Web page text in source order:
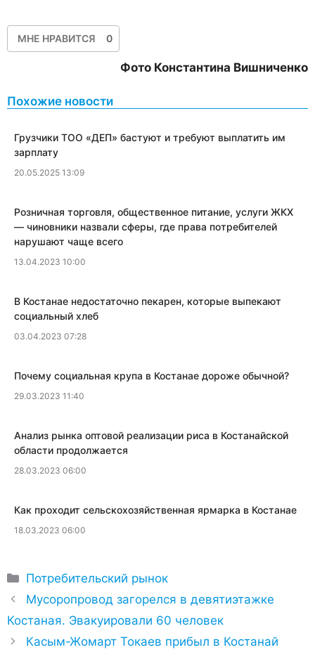
МНЕ НРАВИТСЯ 0
Фото Константина Вишниченко
Похожие новости
Грузчики ТОО «ДЕП» бастуют и требуют выплатить им
зарплату
20.05.2025 13:09
Розничная торговля, общественное питание, услуги ЖКХ
— чиновники назвали сферы, где права потребителей
нарушают чаще всего
13.04.2023 10:00
​В Костанае недостаточно пекарен, которые выпекают
социальный хлеб
03.04.2023 07:28
​Почему социальная крупа в Костанае дороже обычной?
29.03.2023 11:40
Анализ рынка оптовой реализации риса в Костанайской
области продолжается
28.03.2023 06:00
Как проходит сельскохозяйственная ярмарка в Костанае
18.03.2023 06:00
Рубрики
Потребительский рынок
Мусоропровод загорелся в девятиэтажке
Костаная. Эвакуировали 60 человек
Касым-Жомарт Токаев прибыл в Костанай